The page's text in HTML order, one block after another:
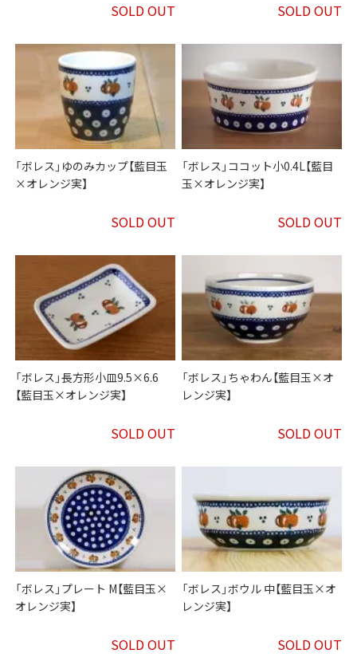
SOLD OUT SOLD OUT
「ボレス」ゆのみカップ【藍目玉
×オレンジ実】
SOLD OUT
「ボレス」ココット小0.4L【藍目
玉×オレンジ実】
SOLD OUT
「ボレス」長方形小皿9.5×6.6
【藍目玉×オレンジ実】
SOLD OUT
「ボレス」ちゃわん【藍目玉×オ
レンジ実】
SOLD OUT
「ボレス」プレート M【藍目玉×
オレンジ実】
SOLD OUT
「ボレス」ボウル 中【藍目玉×オ
レンジ実】
SOLD OUT